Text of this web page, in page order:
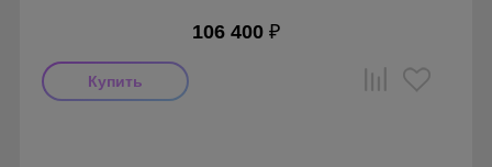
106 400 ₽